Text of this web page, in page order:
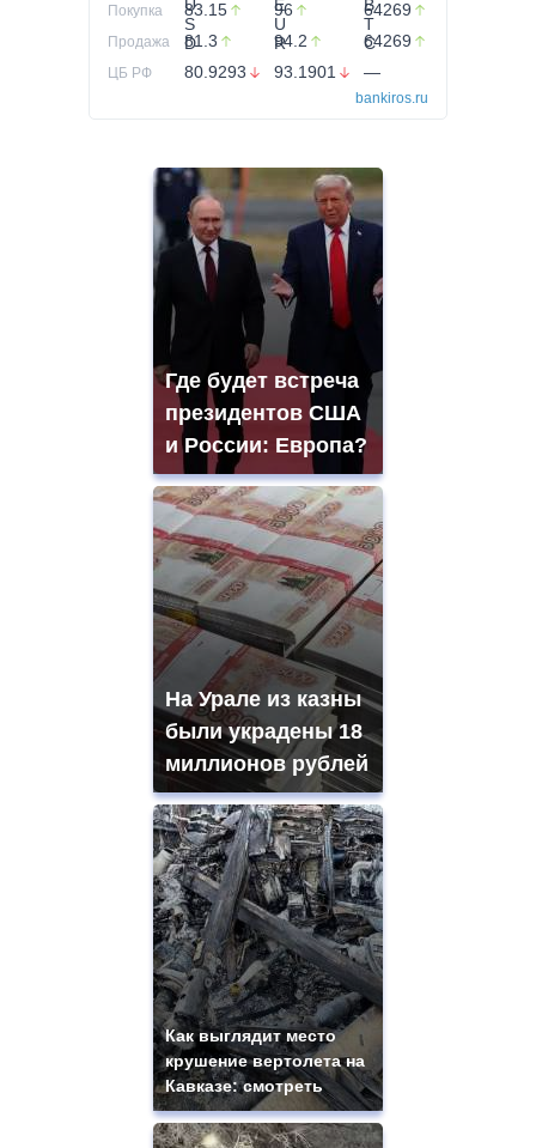
Покупка 83.15 96 64269
Продажа 81.3 94.2 64269
ЦБ РФ 80.9293 93.1901 —
bankiros.ru
Где будет встреча
президентов США
и России: Европа?
На Урале из казны
были украдены 18
миллионов рублей
Как выглядит место
крушение вертолета на
Кавказе: смотреть